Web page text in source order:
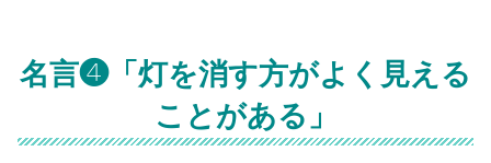
名言❹「灯を消す方がよく見える
ことがある」